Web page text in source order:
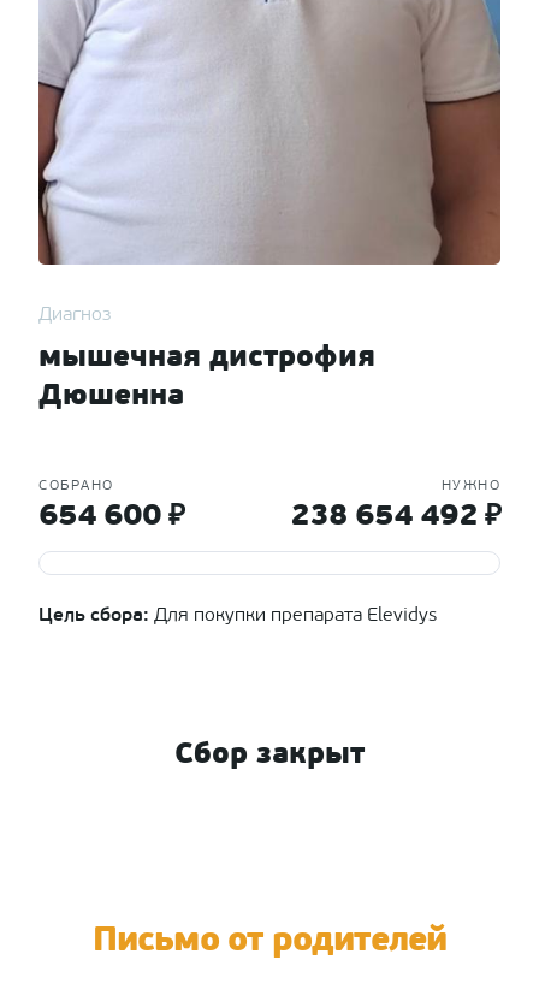
Диагноз
мышечная дистрофия
Дюшенна
СОБРАНО
654 600 ₽
НУЖНО
238 654 492 ₽
Цель сбора: Для покупки препарата Elevidys
Сбор закрыт
Письмо от родителей